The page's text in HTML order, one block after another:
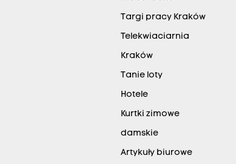
Targi pracy Kraków
Telekwiaciarnia
Kraków
Tanie loty
Hotele
Kurtki zimowe
damskie
Artykuły biurowe